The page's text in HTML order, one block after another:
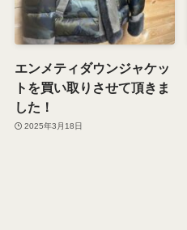
エンメティダウンジャケッ
トを買い取りさせて頂きま
した！
2025年3月18日